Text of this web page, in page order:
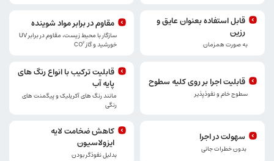
قابل استفاده بعنوان عایق و
رزین
به صورت همزمان
مقاوم در برابر مواد شوینده
سازگار با محیط زیست، مقاوم در برابر UV
خورشید و گاز CO²
قابلیت اجرا بر روی کلیه سطوح
سطوح خام و نفوذپذیر
قابلیت ترکیب با انواع رنگ های
پایه آب
مانند رنگ های آکریلیک و پیگمنت های
رنگی
سهولت در اجرا
بدون خطرات جانی
کاهش ضخامت لایه
ایزولاسیون
بدلیل نفوذگر بودن